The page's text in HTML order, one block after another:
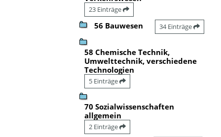
23 Einträge
56 Bauwesen 34 Einträge
58 Chemische Technik,
Umwelttechnik, verschiedene
Technologien
5 Einträge
70 Sozialwissenschaften
allgemein
2 Einträge